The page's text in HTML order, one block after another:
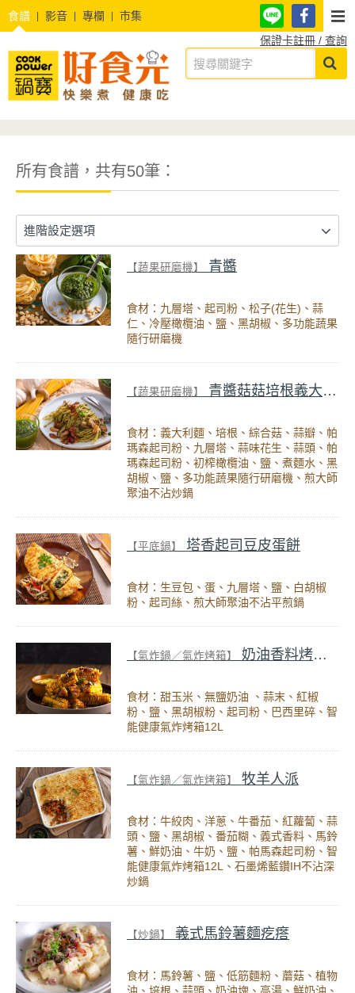
食譜 影音 專欄
市集
保證卡註冊 / 查詢
所有食譜，共有50筆：
進階設定選項
【蔬果研磨機】 青醬
食材：九層塔、起司粉、松子(花生)、蒜
仁、冷壓橄欖油、鹽、黑胡椒、多功能蔬果
隨行研磨機
【蔬果研磨機】 青醬菇菇培根義大利麵
食材：義大利麵、培根、綜合菇、蒜瓣、帕
瑪森起司粉、九層塔、蒜味花生、蒜頭、帕
瑪森起司粉、初榨橄欖油、鹽、煮麵水、黑
胡椒、鹽、多功能蔬果隨行研磨機、煎大師
聚油不沾炒鍋
【平底鍋】 塔香起司豆皮蛋餅
食材：生豆包、蛋、九層塔、鹽、白胡椒
粉、起司絲、煎大師聚油不沾平煎鍋
【氣炸鍋／氣炸烤箱】 奶油香料烤玉米
食材：甜玉米、無鹽奶油 、蒜末、紅椒
粉、鹽、黑胡椒粉、起司粉、巴西里碎、智
能健康氣炸烤箱12L
【氣炸鍋／氣炸烤箱】 牧羊人派
食材：牛絞肉、洋蔥、牛番茄、紅蘿蔔、蒜
頭、鹽、黑胡椒、番茄糊、義式香料、馬鈴
薯、鮮奶油、牛奶、鹽、帕馬森起司粉、智
能健康氣炸烤箱12L、石墨烯藍鑽IH不沾深
炒鍋
【炒鍋】 義式馬鈴薯麵疙瘩
食材：馬鈴薯、鹽、低筋麵粉、蘑菇、植物